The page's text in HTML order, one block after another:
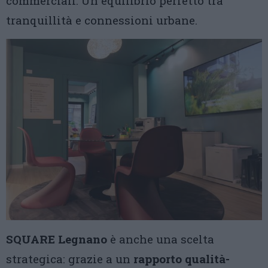
tranquillità e connessioni urbane.
SQUARE Legnano è anche una scelta
strategica: grazie a un rapporto qualità-